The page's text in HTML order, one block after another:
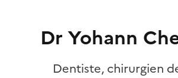
Dr Yohann
Dentiste, chirurgien